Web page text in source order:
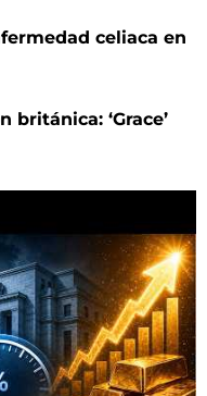
celiaca en
británica: ‘Grace’